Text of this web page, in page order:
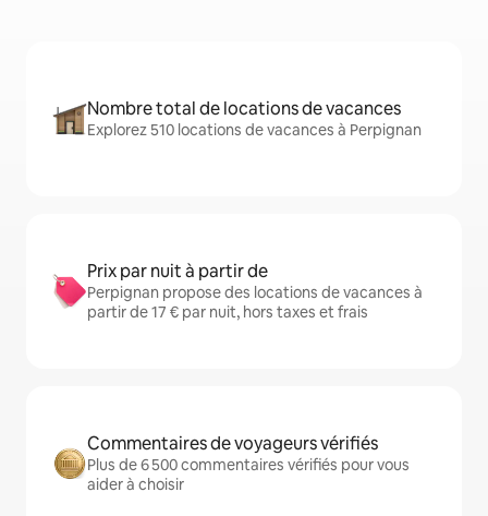
Nombre total de locations de vacances
Explorez 510 locations de vacances à Perpignan
Prix par nuit à partir de
Perpignan propose des locations de vacances à
partir de 17 € par nuit, hors taxes et frais
Commentaires de voyageurs vérifiés
Plus de 6 500 commentaires vérifiés pour vous
aider à choisir